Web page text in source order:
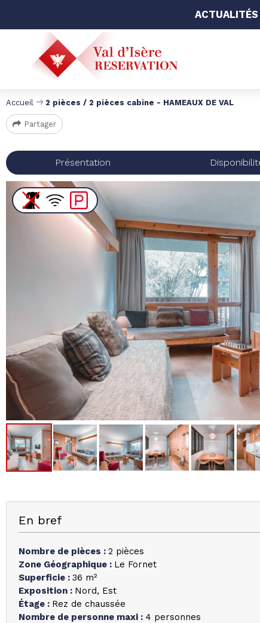
ACTUALITÉS
Accueil 2 pièces / 2 pièces cabine - HAMEAUX DE VAL
Partager
Présentation
En bref
Nombre de pièces : 2 pièces
Zone Géographique : Le Fornet
Superficie : 36 m²
Exposition : Nord
Est
Étage : Rez de chaussée
Nombre de personne maxi : 4 personnes